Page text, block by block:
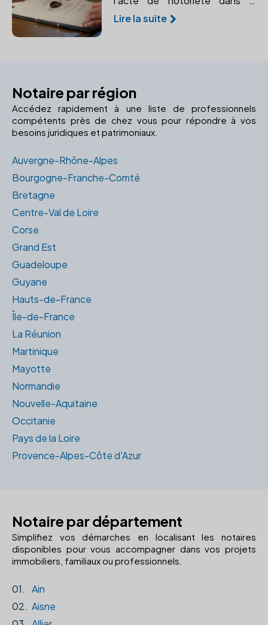
succession et comment un
notaire peut vous aider à
Lire la suite
Notaire par région
Accédez rapidement à une liste de professionnels
compétents près de chez vous pour répondre à vos
besoins juridiques et patrimoniaux.
Auvergne-Rhône-Alpes
Bourgogne-Franche-Comté
Bretagne
Centre-Val de Loire
Corse
Grand Est
Guadeloupe
Guyane
Hauts-de-France
Île-de-France
La Réunion
Martinique
Mayotte
Normandie
Nouvelle-Aquitaine
Occitanie
Pays de la Loire
Provence-Alpes-Côte d'Azur
Notaire par département
Simplifiez vos démarches en localisant les notaires
disponibles pour vous accompagner dans vos projets
immobiliers, familiaux ou professionnels.
01.
Ain
02. Aisne